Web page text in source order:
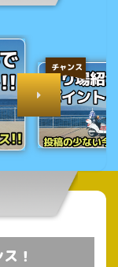
チャンス
！